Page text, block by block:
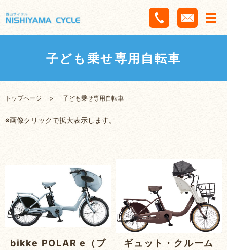
子ども乗せ専用自転車
トップページ 子ども乗せ専用自転車
※画像クリックで拡大表示します。
bikke POLAR e（ブ
ギュット・クルーム